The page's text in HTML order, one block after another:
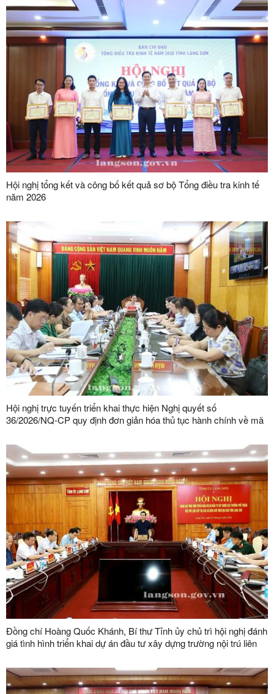
Hội nghị tổng kết và công bố kết quả sơ bộ Tổng điều tra kinh tế
năm 2026
Hội nghị trực tuyến triển khai thực hiện Nghị quyết số
36/2026/NQ-CP quy định đơn giản hóa thủ tục hành chính về mã
Đồng chí Hoàng Quốc Khánh, Bí thư Tỉnh ủy chủ trì hội nghị đánh
giá tình hình triển khai dự án đầu tư xây dựng trường nội trú liên